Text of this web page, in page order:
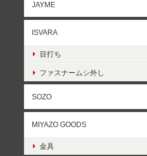
JAYME
ISVARA
目打ち
ファスナームシ外し
SOZO
MIYAZO GOODS
金具